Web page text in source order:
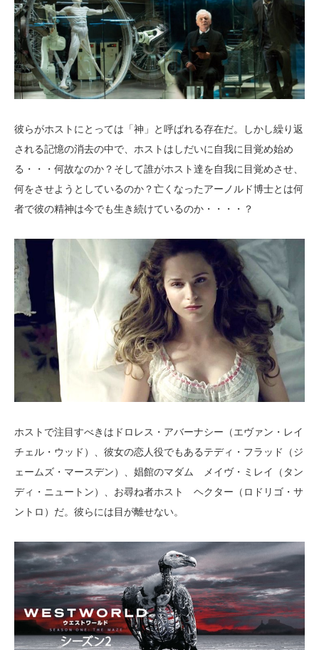
彼らがホストにとっては「神」と呼ばれる存在だ。しかし繰り返
される記憶の消去の中で、ホストはしだいに自我に目覚め始め
る・・・何故なのか？そして誰がホスト達を自我に目覚めさせ、
何をさせようとしているのか？亡くなったアーノルド博士とは何
者で彼の精神は今でも生き続けているのか・・・・？
ホストで注目すべきはドロレス・アバーナシー（エヴァン・レイ
チェル・ウッド）、彼女の恋人役でもあるテディ・フラッド（ジ
ェームズ・マースデン）、娼館のマダム メイヴ・ミレイ（タン
ディ・ニュートン）、お尋ね者ホスト ヘクター（ロドリゴ・サ
ントロ）だ。彼らには目が離せない。